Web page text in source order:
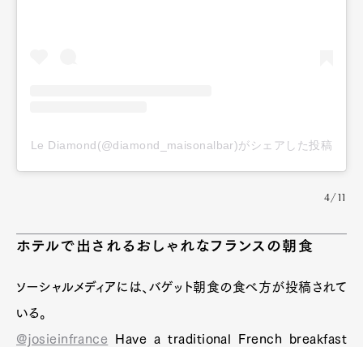
Le Diamond(@diamond_maisonalbar)がシェアした投稿
4/11
ホテルで出されるおしゃれなフランスの朝食
ソーシャルメディアには、バゲット朝食の食べ方が投稿されて
いる。
@josieinfrance Have a traditional French breakfast